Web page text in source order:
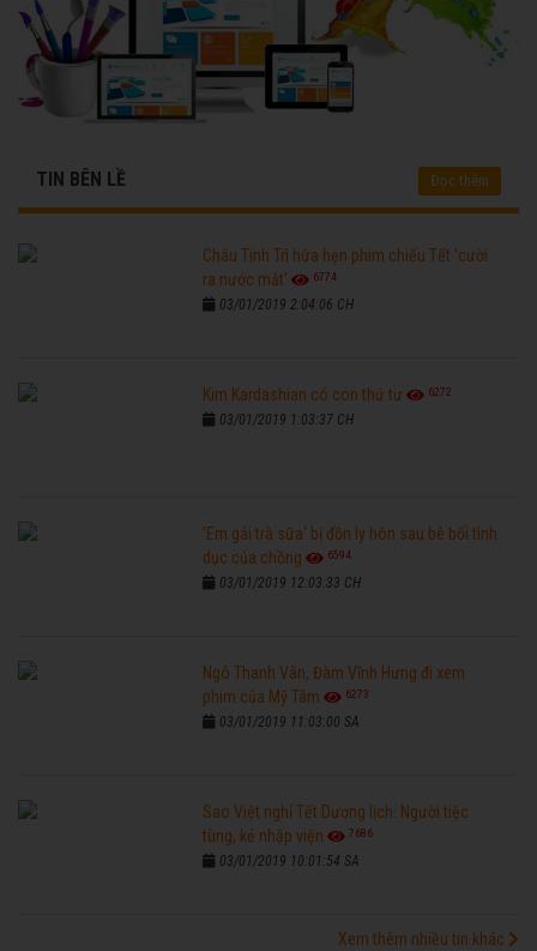
TIN BÊN LỀ Đọc thêm
Châu Tinh Trì hứa hẹn phim chiếu Tết 'cười
ra nước mắt'
6774
03/01/2019 2:04:06 CH
Kim Kardashian có con thứ tư 6272
03/01/2019 1:03:37 CH
'Em gái trà sữa' bị đồn ly hôn sau bê bối tình
dục của chồng
6594
03/01/2019 12:03:33 CH
Ngô Thanh Vân, Đàm Vĩnh Hưng đi xem
phim của Mỹ Tâm
6273
03/01/2019 11:03:00 SA
Sao Việt nghỉ Tết Dương lịch: Người tiệc
tùng, kẻ nhập viện
7686
03/01/2019 10:01:54 SA
Xem thêm nhiều tin khác